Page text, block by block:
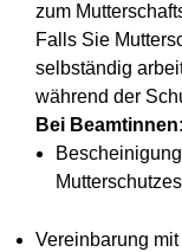
zum
Falls Sie
selbständig
während der
Bei Beamtinnen:
Vereinbarung